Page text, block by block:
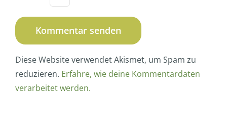
Diese Website verwendet Akismet, um Spam zu
reduzieren. Erfahre, wie deine Kommentardaten
verarbeitet werden.